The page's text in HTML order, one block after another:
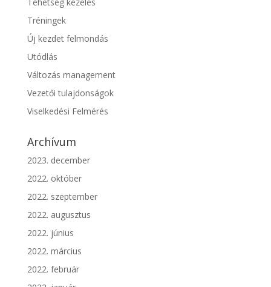
Tréningek
Új kezdet felmondás
Utódlás
Változás management
Vezetői tulajdonságok
Viselkedési Felmérés
Archívum
2023. december
2022. október
2022. szeptember
2022. augusztus
2022. június
2022. március
2022. február